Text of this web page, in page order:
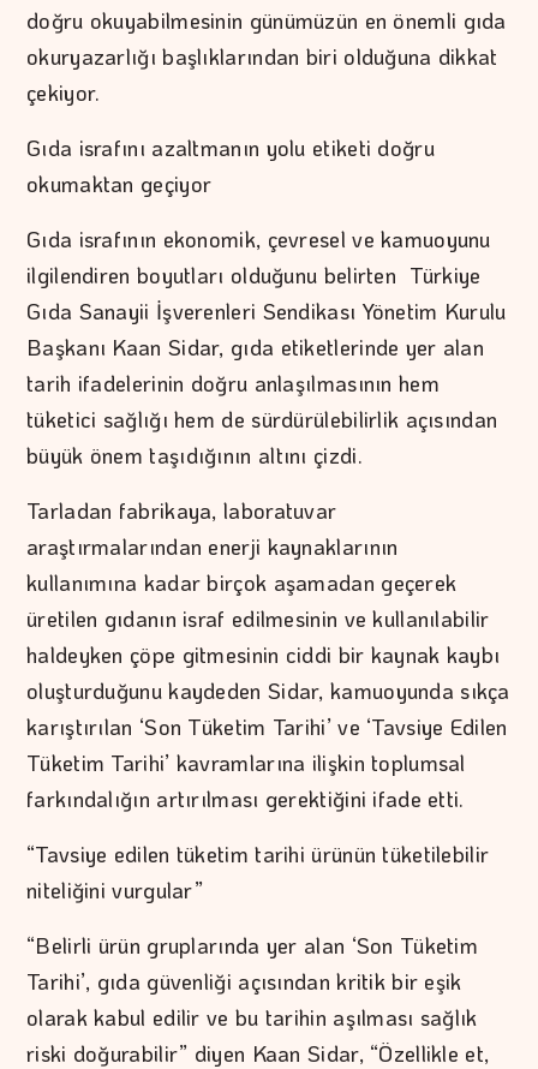
doğru okuyabilmesinin günümüzün en önemli gıda
okuryazarlığı başlıklarından biri olduğuna dikkat
çekiyor.
Gıda israfını azaltmanın yolu etiketi doğru
okumaktan geçiyor
Gıda israfının ekonomik, çevresel ve kamuoyunu
ilgilendiren boyutları olduğunu belirten Türkiye
Gıda Sanayii İşverenleri Sendikası Yönetim Kurulu
Başkanı Kaan Sidar, gıda etiketlerinde yer alan
tarih ifadelerinin doğru anlaşılmasının hem
tüketici sağlığı hem de sürdürülebilirlik açısından
büyük önem taşıdığının altını çizdi.
Tarladan fabrikaya, laboratuvar
araştırmalarından enerji kaynaklarının
kullanımına kadar birçok aşamadan geçerek
üretilen gıdanın israf edilmesinin ve kullanılabilir
haldeyken çöpe gitmesinin ciddi bir kaynak kaybı
oluşturduğunu kaydeden Sidar, kamuoyunda sıkça
karıştırılan ‘Son Tüketim Tarihi’ ve ‘Tavsiye Edilen
Tüketim Tarihi’ kavramlarına ilişkin toplumsal
farkındalığın artırılması gerektiğini ifade etti.
“Tavsiye edilen tüketim tarihi ürünün tüketilebilir
niteliğini vurgular”
“Belirli ürün gruplarında yer alan ‘Son Tüketim
Tarihi’, gıda güvenliği açısından kritik bir eşik
olarak kabul edilir ve bu tarihin aşılması sağlık
riski doğurabilir” diyen Kaan Sidar, “Özellikle et,